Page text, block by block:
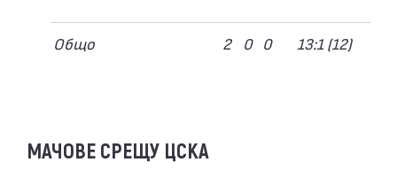
Общо 2 0 0 13:1 (12)
МАЧОВЕ СРЕЩУ ЦСКА